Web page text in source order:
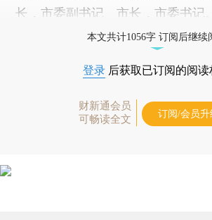
长，市委副书记、市长，市委书记。
本文共计1056字 订阅后继续
登录 后获取已订阅的阅读
财新通会员
可畅读全文
订阅/会员升